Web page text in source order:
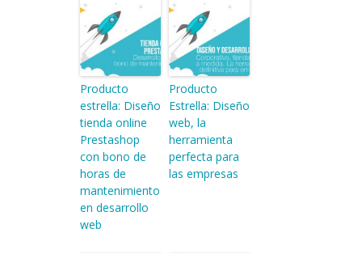
Producto
estrella: Diseño
tienda online
Prestashop
con bono de
horas de
mantenimiento
en desarrollo
web
Producto
Estrella: Diseño
web, la
herramienta
perfecta para
las empresas